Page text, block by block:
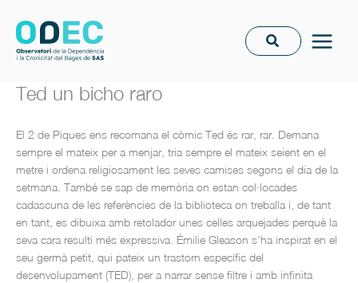
contenido
Ted un bicho raro
El 2 de Piques ens recomana el còmic Ted és rar, rar. Demana
sempre el mateix per a menjar, tria sempre el mateix seient en el
metre i ordena religiosament les seves camises segons el dia de la
setmana. També se sap de memòria on estan col·locades
cadascuna de les referències de la biblioteca on treballa i, de tant
en tant, es dibuixa amb retolador unes celles arquejades perquè la
seva cara resulti més expressiva. Émilie Gleason s’ha inspirat en el
seu germà petit, qui pateix un trastorn específic del
desenvolupament (TED), per a narrar sense filtre i amb infinita